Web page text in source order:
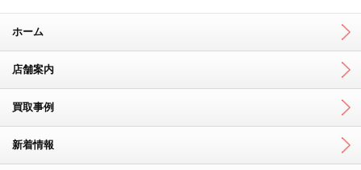
ホーム
店舗案内
買取事例
新着情報